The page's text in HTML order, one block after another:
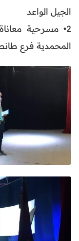
الجيل الواعد
2• مسرحية
المحمدية فرع